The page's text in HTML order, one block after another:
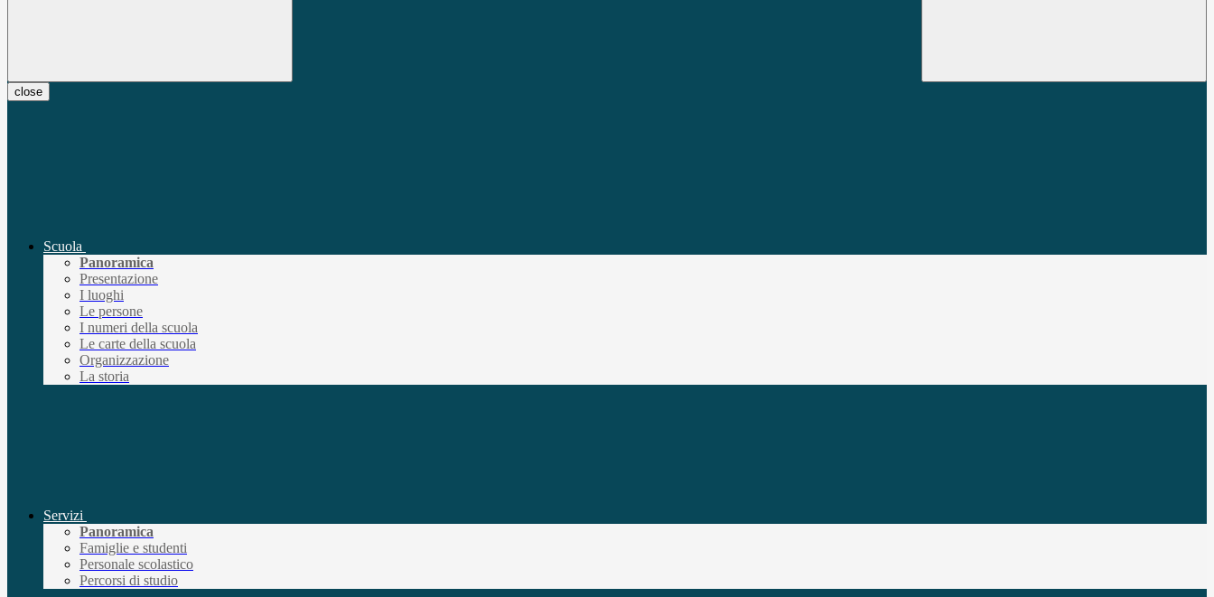
close
Scuola
Panoramica
Presentazione
I luoghi
Le persone
I numeri della scuola
Le carte della scuola
Organizzazione
La storia
Servizi
Panoramica
Famiglie e studenti
Personale scolastico
Percorsi di studio